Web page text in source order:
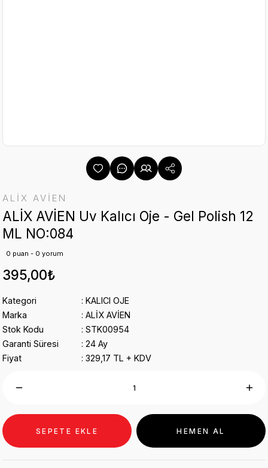
ALİX AVİEN
ALİX AVİEN Uv Kalıcı Oje - Gel Polish 12
ML NO:084
0 puan - 0 yorum
395,00₺
Kategori
KALICI OJE
Marka
ALİX AVİEN
Stok Kodu
STK00954
Garanti Süresi
24 Ay
Fiyat
329,17 TL + KDV
SEPETE EKLE HEMEN AL